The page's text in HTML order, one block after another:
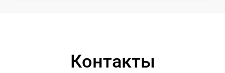
Контакты